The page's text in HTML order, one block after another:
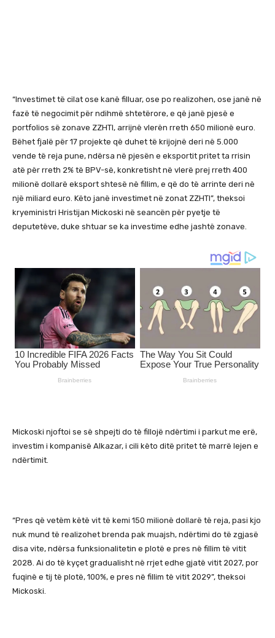
“Investimet të cilat ose kanë filluar, ose po realizohen, ose janë në
fazë të negocimit për ndihmë shtetërore, e që janë pjesë e
portfolios së zonave ZZHTI, arrijnë vlerën rreth 650 milionë euro.
Bëhet fjalë për 17 projekte që duhet të krijojnë deri në 5.000
vende të reja pune, ndërsa në pjesën e eksportit pritet ta rrisin
atë për rreth 2% të BPV-së, konkretisht në vlerë prej rreth 400
milionë dollarë eksport shtesë në fillim, e që do të arrinte deri në
një miliard euro. Këto janë investimet në zonat ZZHTI”, theksoi
kryeministri Hristijan Mickoski në seancën për pyetje të
deputetëve, duke shtuar se ka investime edhe jashtë zonave.
Mickoski njoftoi se së shpejti do të fillojë ndërtimi i parkut me erë,
investim i kompanisë Alkazar, i cili këto ditë pritet të marrë lejen e
ndërtimit.
“Pres që vetëm këtë vit të kemi 150 milionë dollarë të reja, pasi kjo
nuk mund të realizohet brenda pak muajsh, ndërtimi do të zgjasë
disa vite, ndërsa funksionalitetin e plotë e pres në fillim të vitit
2028. Ai do të kyçet gradualisht në rrjet edhe gjatë vitit 2027, por
fuqinë e tij të plotë, 100%, e pres në fillim të vitit 2029”, theksoi
Mickoski.